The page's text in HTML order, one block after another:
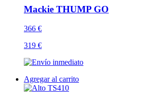
Mackie THUMP GO
366 €
319 €
Agregar al carrito